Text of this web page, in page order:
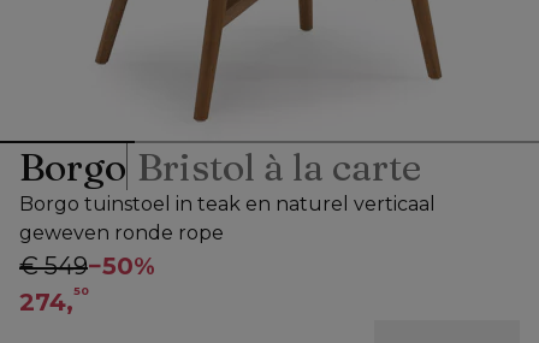
Borgo Bristol à la carte
Borgo tuinstoel in teak en naturel verticaal
geweven ronde rope
€ 549−50%
274,50